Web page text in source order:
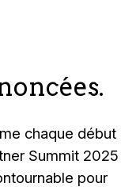
chaque début
Summit 2025
pour